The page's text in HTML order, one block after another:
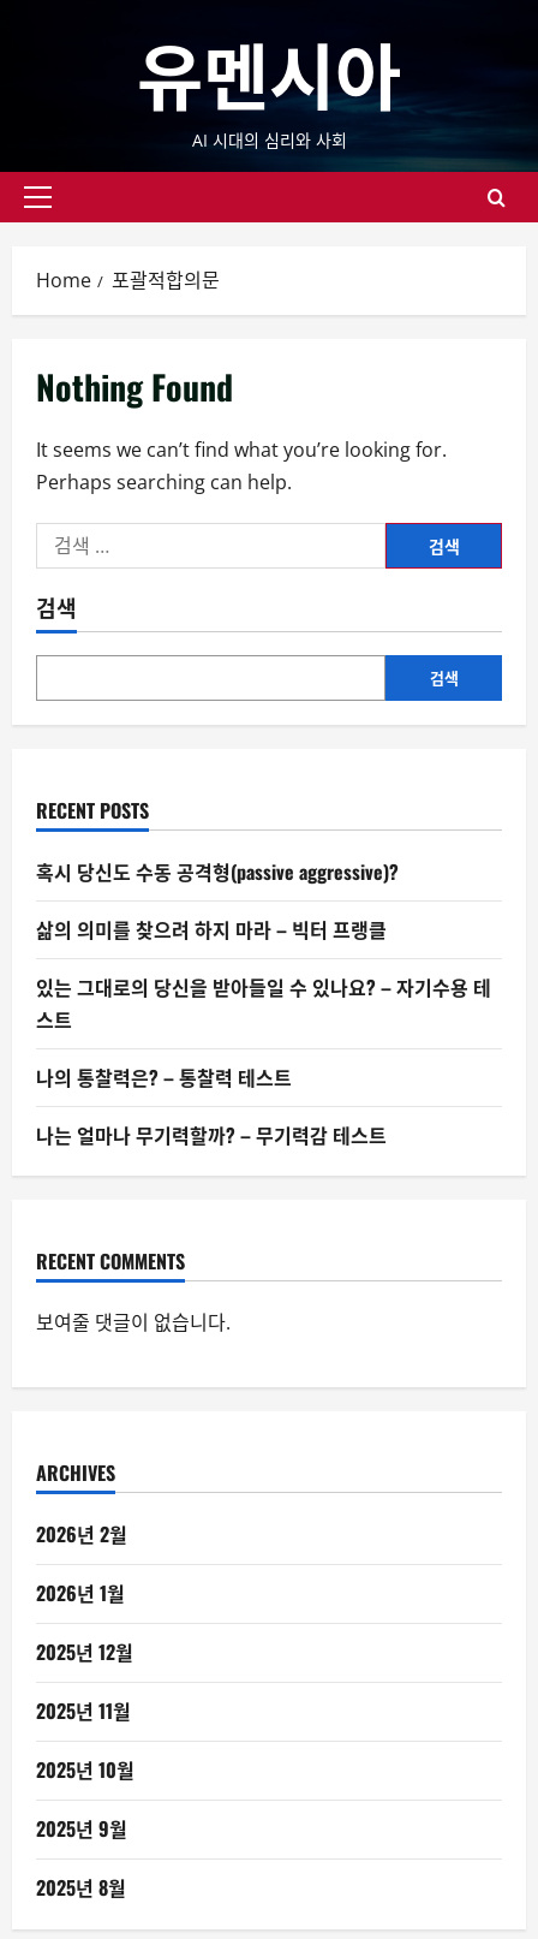
유멘시아
AI 시대의 심리와 사회
Primary
Home 포괄적합의문
Nothing Found
It seems we can’t find what you’re looking for.
Perhaps searching can help.
색:
검색
검색
RECENT POSTS
혹시 당신도 수동 공격형(passive aggressive)?
삶의 의미를 찾으려 하지 마라 – 빅터 프랭클
있는 그대로의 당신을 받아들일 수 있나요? – 자기수용 테
스트
나의 통찰력은? – 통찰력 테스트
나는 얼마나 무기력할까? – 무기력감 테스트
RECENT COMMENTS
보여줄 댓글이 없습니다.
ARCHIVES
2026년 2월
2026년 1월
2025년 12월
2025년 11월
2025년 10월
2025년 9월
2025년 8월